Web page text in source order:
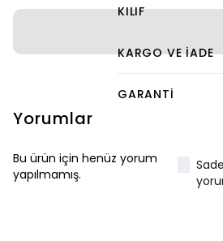
KILIF
KARGO VE İADE
GARANTI
Yorumlar
Bu ürün için henüz yorum
yapılmamış.